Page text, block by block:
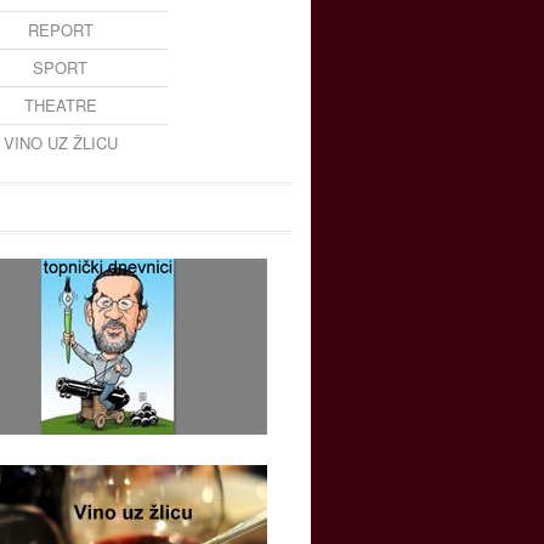
REPORT
SPORT
THEATRE
VINO UZ ŽLICU